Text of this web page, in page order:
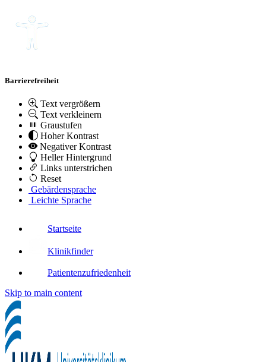
Barrierefreiheit
Text vergrößern
Text verkleinern
Graustufen
Hoher Kontrast
Negativer Kontrast
Heller Hintergrund
Links unterstrichen
Reset
Gebärdensprache
Leichte Sprache
Startseite
Klinikfinder
Patientenzufriedenheit
Skip to main content